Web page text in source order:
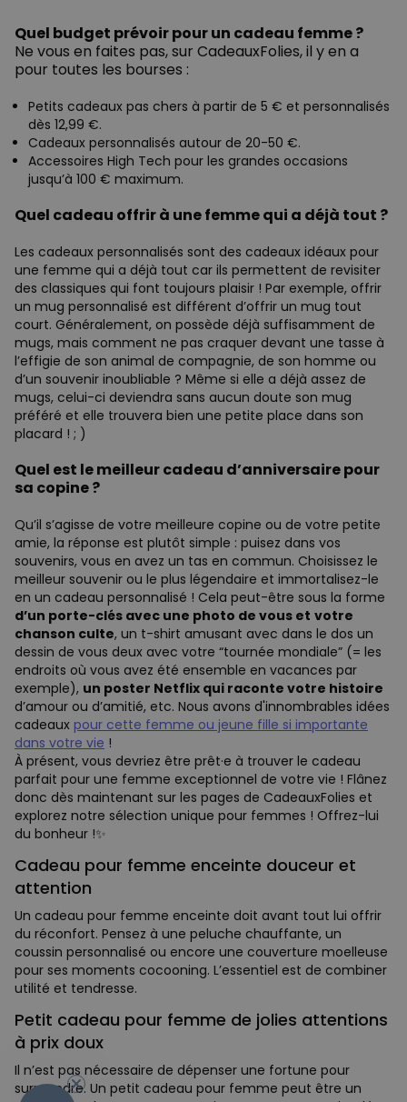
Quel budget prévoir pour un cadeau femme ?
Ne vous en faites pas, sur CadeauxFolies, il y en a
pour toutes les bourses :
Petits cadeaux pas chers à partir de 5 € et personnalisés
dès 12,99 €.
Cadeaux personnalisés autour de 20-50 €.
Accessoires High Tech pour les grandes occasions
jusqu’à 100 € maximum.
Quel cadeau offrir à une femme qui a déjà tout ?
Les cadeaux personnalisés sont des cadeaux idéaux pour
une femme qui a déjà tout car ils permettent de revisiter
des classiques qui font toujours plaisir ! Par exemple, offrir
un mug personnalisé est différent d’offrir un mug tout
court. Généralement, on possède déjà suffisamment de
mugs, mais comment ne pas craquer devant une tasse à
l’effigie de son animal de compagnie, de son homme ou
d’un souvenir inoubliable ? Même si elle a déjà assez de
mugs, celui-ci deviendra sans aucun doute son mug
préféré et elle trouvera bien une petite place dans son
placard ! ; )
Quel est le meilleur cadeau d’anniversaire pour
sa copine ?
Qu’il s’agisse de votre meilleure copine ou de votre petite
amie, la réponse est plutôt simple : puisez dans vos
souvenirs, vous en avez un tas en commun. Choisissez le
meilleur souvenir ou le plus légendaire et immortalisez-le
en un cadeau personnalisé ! Cela peut-être sous la forme
d’un porte-clés avec une photo de vous et votre
chanson culte, un t-shirt amusant avec dans le dos un
dessin de vous deux avec votre “tournée mondiale” (= les
endroits où vous avez été ensemble en vacances par
exemple), un poster Netflix qui raconte votre histoire
d’amour ou d’amitié, etc. Nous avons d'innombrables idées
cadeaux pour cette femme ou jeune fille si importante
dans votre vie !
À présent, vous devriez être prêt·e à trouver le cadeau
parfait pour une femme exceptionnel de votre vie ! Flânez
donc dès maintenant sur les pages de CadeauxFolies et
explorez notre sélection unique pour femmes ! Offrez-lui
du bonheur !✨
Cadeau pour femme enceinte douceur et
attention
Un cadeau pour femme enceinte doit avant tout lui offrir
du réconfort. Pensez à une peluche chauffante, un
coussin personnalisé ou encore une couverture moelleuse
pour ses moments cocooning. L’essentiel est de combiner
utilité et tendresse.
Petit cadeau pour femme de jolies attentions
à prix doux
Il n’est pas nécessaire de dépenser une fortune pour
surprendre. Un petit cadeau pour femme peut être un
- 10 %